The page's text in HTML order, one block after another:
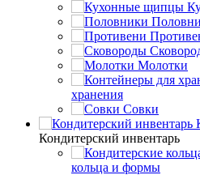
Молотки
хранения
Совки
Кондитерский инвентарь
кольца и формы